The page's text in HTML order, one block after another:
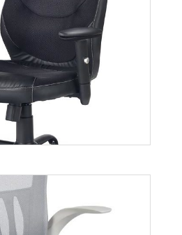
Franklin
Więcej